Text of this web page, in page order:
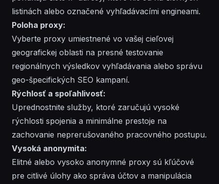
listinách alebo označené vyhľadávacími engineami.
Poloha proxy:
Vyberte proxy umiestnené vo vašej cieľovej
geografickej oblasti na presné testovanie
regionálnych výsledkov vyhľadávania alebo správu
geo-špecifických SEO kampaní.
Rýchlosť a spoľahlivosť:
Uprednostnite služby, ktoré zaručujú vysoké
rýchlosti spojenia a minimálne prestoje na
zachovanie neprerušovaného pracovného postupu.
Vysoká anonymita:
Elitné alebo vysoko anonymné proxy sú kľúčové
pre citlivé úlohy ako správa účtov a manipulácia